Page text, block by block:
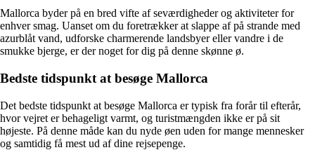
Mallorca byder på en bred vifte af seværdigheder og aktiviteter for
enhver smag. Uanset om du foretrækker at slappe af på strande med
azurblåt vand, udforske charmerende landsbyer eller vandre i de
smukke bjerge, er der noget for dig på denne skønne ø.
Bedste tidspunkt at besøge Mallorca
Det bedste tidspunkt at besøge Mallorca er typisk fra forår til efterår,
hvor vejret er behageligt varmt, og turistmængden ikke er på sit
højeste. På denne måde kan du nyde øen uden for mange mennesker
og samtidig få mest ud af dine rejsepenge.